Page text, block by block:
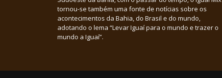
tornou-se também uma fonte de notícias sobre os
acontecimentos da Bahia, do Brasil e do mundo,
adotando o lema “Levar Iguaí para o mundo e trazer o
mundo a Iguaí”.